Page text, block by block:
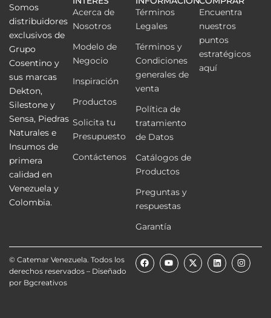
Somos
distribuidores
exclusivos de
Grupo
Cosentino y
sus marcas
Dekton,
Silestone y
Sensa, Piedras
Naturales e
Insumos de
primera
calidad en
Venezuela y
Colombia.
Acerca de
Nosotros
Modelo de
Negocio
Inspiración
Productos
Solicita tu
Presupuesto
Contáctenos
Términos
Legales
Términos y
Condiciones
generales de
venta
Política de
tratamiento
de Datos
Catálogos de
Productos
Preguntas y
respuestas
Garantía
Encuentra
nuestros
puntos
estratégicos
aquí
© Catemar Venezuela. Todos los
derechos reservados – Diseñado
por Bgcreativos
F
a
c
Y
o
u
X
-
t
L
i
n
I
n
s